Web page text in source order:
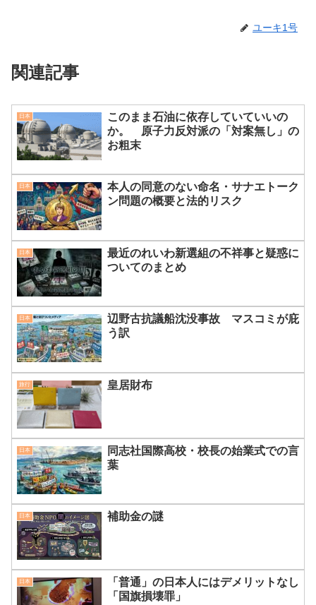
ユーキ1号
関連記事
日本
このまま石油に依存していていいの
か。 原子力反対派の「対案無し」の
お粗末
日本
本人の同意のない命名・サナエトーク
ン問題の概要と法的リスク
日本
最近のれいわ新選組の不祥事と疑惑に
ついてのまとめ
日本
辺野古抗議船沈没事故 マスコミが庇
う訳
旅行 皇居財布
日本
同志社国際高校・校長の始業式での言
葉
日本 補助金の謎
日本
「普通」の日本人にはデメリットなし
「国旗損壊罪」